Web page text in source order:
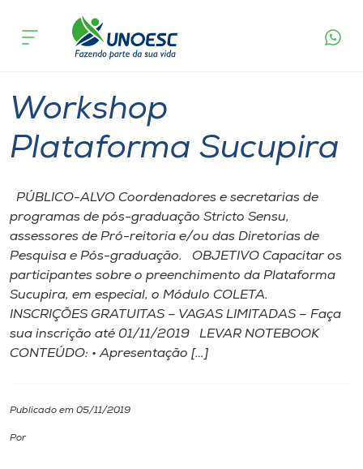
Cursos
Pesquisa
Portal de Ensino
A
Unoesc
Internacionalização
Workshop
Plataforma Sucupira
PÚBLICO-ALVO Coordenadores e secretarias de
programas de pós-graduação Stricto Sensu,
assessores de Pró-reitoria e/ou das Diretorias de
Pesquisa e Pós-graduação. OBJETIVO Capacitar os
participantes sobre o preenchimento da Plataforma
Sucupira, em especial, o Módulo COLETA.
INSCRIÇÕES GRATUITAS – VAGAS LIMITADAS – Faça
sua inscrição até 01/11/2019 LEVAR NOTEBOOK
CONTEÚDO: • Apresentação […]
Publicado em 05/11/2019
Por